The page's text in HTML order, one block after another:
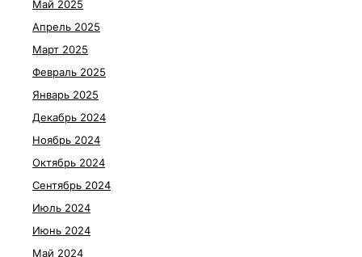
Май 2025
Апрель 2025
Март 2025
Февраль 2025
Январь 2025
Декабрь 2024
Ноябрь 2024
Октябрь 2024
Сентябрь 2024
Июль 2024
Июнь 2024
Май 2024